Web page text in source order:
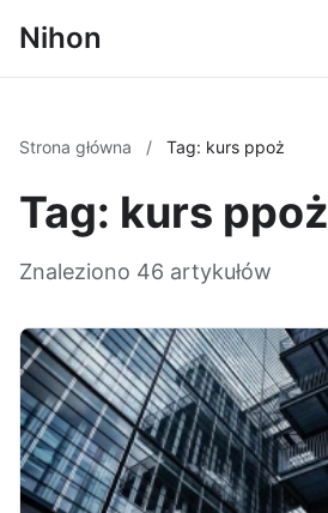
Nihon
Strona główna / Tag: kurs ppoż
Tag: kurs ppoż
Znaleziono 46 artykułów